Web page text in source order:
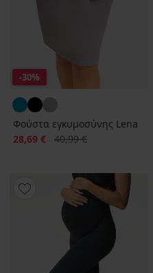
-30%
Φούστα εγκυμοσύνης Lena
Έκπτωση
28,69 € Αρχική τιμή
40,99 €